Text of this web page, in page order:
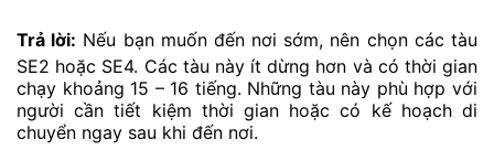
Trả lời: Nếu bạn muốn đến nơi sớm, nên chọn các tàu
SE2 hoặc SE4. Các tàu này ít dừng hơn và có thời gian
chạy khoảng 15 – 16 tiếng. Những tàu này phù hợp với
người cần tiết kiệm thời gian hoặc có kế hoạch di
chuyển ngay sau khi đến nơi.